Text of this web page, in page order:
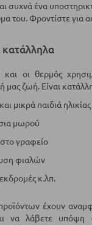
συχνά ένα
του. Φροντίστε για
κατάλληλα
οι θερμός
μας ζωή. Είναι
μικρά παιδιά
μωρού
γραφείο
φιαλών
κ.λπ.
έχουν
να λάβετε υπόψη